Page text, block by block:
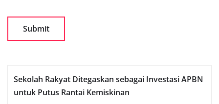
Sekolah Rakyat Ditegaskan sebagai Investasi APBN
untuk Putus Rantai Kemiskinan